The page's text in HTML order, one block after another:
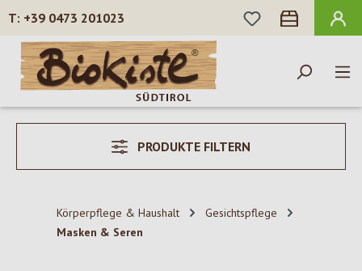
Zum Hauptinhalt springen
+39 0473 201023
DU HAST 0
PRODUKTE FILTERN
Körperpflege & Haushalt
Gesichtspflege
Masken & Seren